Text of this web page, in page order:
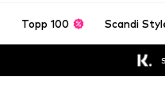
Topp 100 Scandi